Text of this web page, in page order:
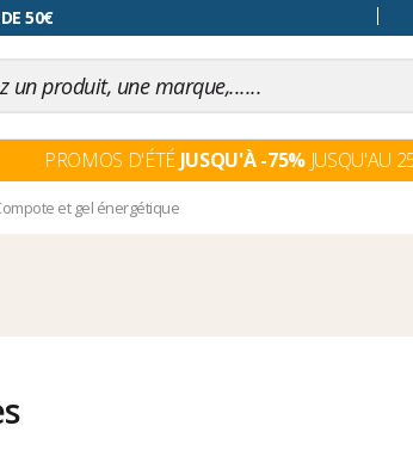
50€d'avis
PROMOS D'ÉTÉ JUSQU'À -75%JUSQU'AU
et gel énergétique